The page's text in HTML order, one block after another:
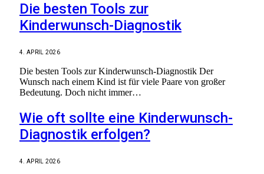
Die besten Tools zur
Kinderwunsch-Diagnostik
4. APRIL 2026
Die besten Tools zur Kinderwunsch-Diagnostik Der
Wunsch nach einem Kind ist für viele Paare von großer
Bedeutung. Doch nicht immer…
Wie oft sollte eine Kinderwunsch-
Diagnostik erfolgen?
4. APRIL 2026